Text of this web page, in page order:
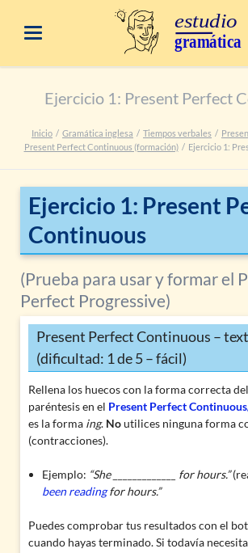
Ejercicio 1: Present Perfect
Inicio Gramática inglesa Tiempos verbales
Present Perfect Continuous (formación)
Ejercicio 1:
Ejercicio 1: Present
Continuous
(Prueba para usar y formar el
Perfect Progressive)
Present Perfect Continuous –
(dificultad: 1 de 5 – fácil)
Rellena los huecos con la forma correcta del
paréntesis en el Present Perfect
es la forma ing. Noutilices ninguna forma
(contracciones).
Ejemplo: “She _____________ for hours.”
been readingfor hours.”
Puedes comprobar tus resultados con el
cuando hayas terminado. Si todavía